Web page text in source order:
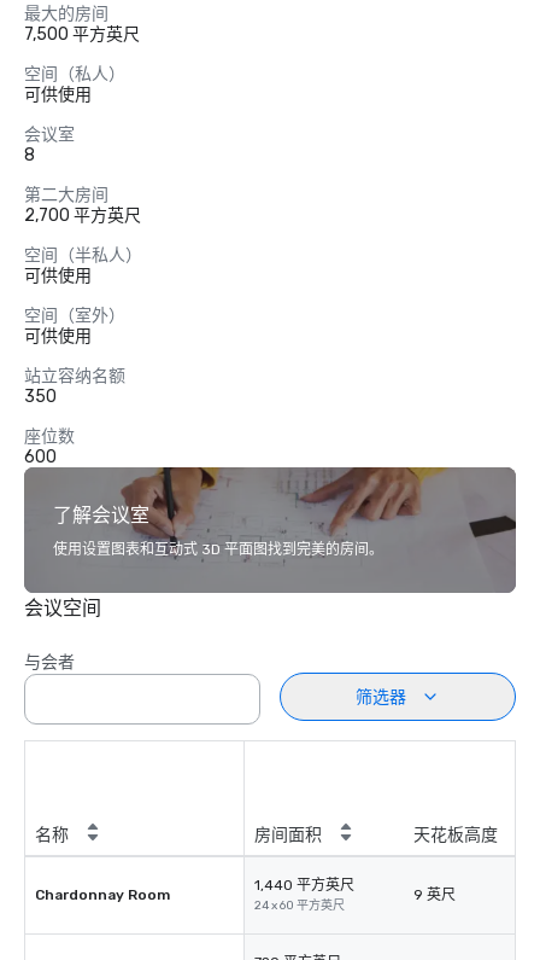
最大的房间
7,500 平方英尺
空间（私人）
可供使用
会议室
8
第二大房间
2,700 平方英尺
空间（半私人）
可供使用
空间（室外）
可供使用
站立容纳名额
350
座位数
600
了解会议室
使用设置图表和互动式 3D 平面图找到完美的房间。
会议空间
与会者
筛选器
名称 房间面积 天花板高度
Chardonnay Room
1,440 平方英尺
24 x 60 平方英尺
9 英尺